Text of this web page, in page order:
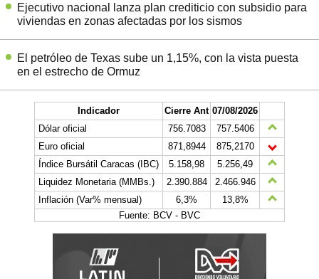
Ejecutivo nacional lanza plan crediticio con subsidio para
viviendas en zonas afectadas por los sismos
El petróleo de Texas sube un 1,15%, con la vista puesta
en el estrecho de Ormuz
Indicador Cierre Ant 07/08/2026
Dólar oficial
756.7083
757.5406
Euro oficial
871,8944
875,2170
Índice Bursátil Caracas (IBC)
5.158,98
5.256,49
Liquidez Monetaria (MMBs.)
2.390.884
2.466.946
Inflación (Var% mensual)
6,3%
13,8%
Fuente: BCV - BVC